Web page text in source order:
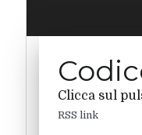
Clicca sul
RSS link